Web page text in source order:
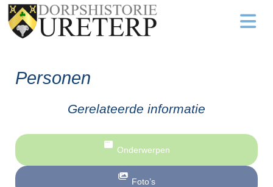
Personen
Gerelateerde informatie
Onderwerpen
Foto’s